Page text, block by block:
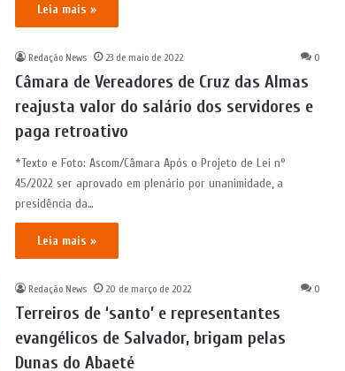
Leia mais »
Redação News 23 de maio de 2022 0
Câmara de Vereadores de Cruz das Almas
reajusta valor do salário dos servidores e
paga retroativo
*Texto e Foto: Ascom/Câmara Após o Projeto de Lei n°
45/2022 ser aprovado em plenário por unanimidade, a
presidência da…
Leia mais »
Redação News 20 de março de 2022 0
Terreiros de ‘santo’ e representantes
evangélicos de Salvador, brigam pelas
Dunas do Abaeté